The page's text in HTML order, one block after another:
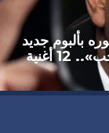
بألبوم جديد
كامل بعنوان «مراية الحب».. 12 أغنية